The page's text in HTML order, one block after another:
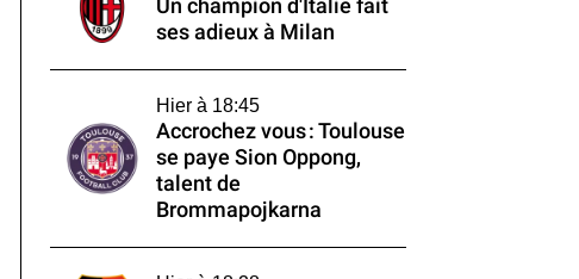
Un champion d'Italie fait
ses adieux à Milan
Hier à 18:45
Accrochez vous : Toulouse
se paye Sion Oppong,
talent de
Brommapojkarna